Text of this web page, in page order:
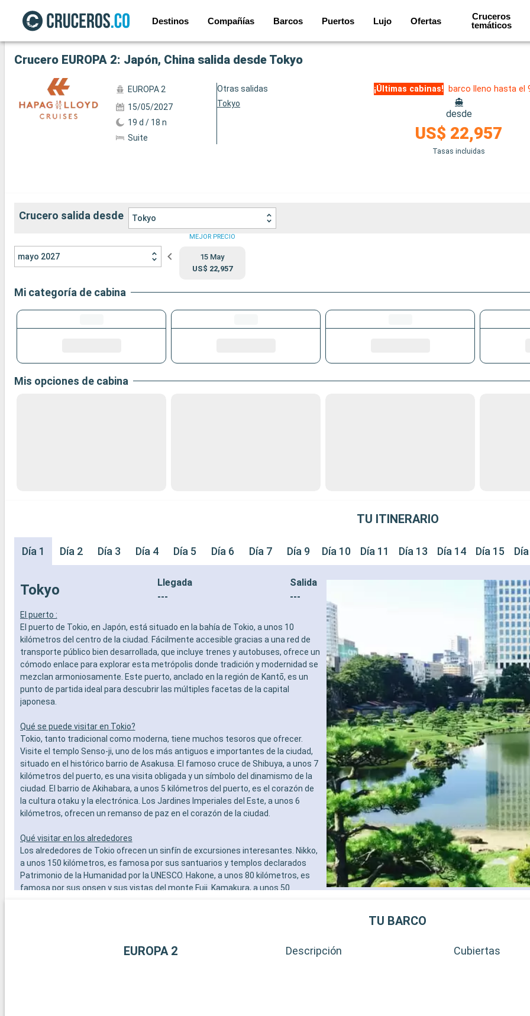
Destinos Compañías Barcos Puertos Lujo Ofertas
Cruceros
temáticos
Ver las 30 fotos siguientes
Crucero EUROPA 2: Japón, China salida desde Tokyo
EUROPA 2
15/05/2027
19 d / 18 n
Suite
Otras salidas
Tokyo
¡Últimas cabinas! barco lleno hasta el
desde
US$ 22,957
Tasas incluidas
Crucero salida desde Tokyo
mayo 2027
MEJOR PRECIO
15 May
US$ 22,957
Mi categoría de cabina
Mis opciones de cabina
TU ITINERARIO
Día 1 Día 2 Día 3 Día 4 Día 5 Día 6 Día 7 Día 9 Día 10 Día 11 Día 13 Día 14 Día 15
Tokyo
Llegada
---
Salida
---
El puerto :
El puerto de Tokio, en Japón, está situado en la bahía de Tokio, a unos 10
kilómetros del centro de la ciudad. Fácilmente accesible gracias a una red de
transporte público bien desarrollada, que incluye trenes y autobuses, ofrece un
cómodo enlace para explorar esta metrópolis donde tradición y modernidad se
mezclan armoniosamente. Este puerto, anclado en la región de Kantō, es un
punto de partida ideal para descubrir las múltiples facetas de la capital
japonesa.
Qué se puede visitar en Tokio?
Tokio, tanto tradicional como moderna, tiene muchos tesoros que ofrecer.
Visite el templo Senso-ji, uno de los más antiguos e importantes de la ciudad,
situado en el histórico barrio de Asakusa. El famoso cruce de Shibuya, a unos 7
kilómetros del puerto, es una visita obligada y un símbolo del dinamismo de la
ciudad. El barrio de Akihabara, a unos 5 kilómetros del puerto, es el corazón de
la cultura otaku y la electrónica. Los Jardines Imperiales del Este, a unos 6
kilómetros, ofrecen un remanso de paz en el corazón de la ciudad.
Qué visitar en los alrededores
Los alrededores de Tokio ofrecen un sinfín de excursiones interesantes. Nikko,
a unos 150 kilómetros, es famosa por sus santuarios y templos declarados
Patrimonio de la Humanidad por la UNESCO. Hakone, a unos 80 kilómetros, es
famosa por sus onsen y sus vistas del monte Fuji. Kamakura, a unos 50
TU BARCO
EUROPA 2 Descripción Cubiertas